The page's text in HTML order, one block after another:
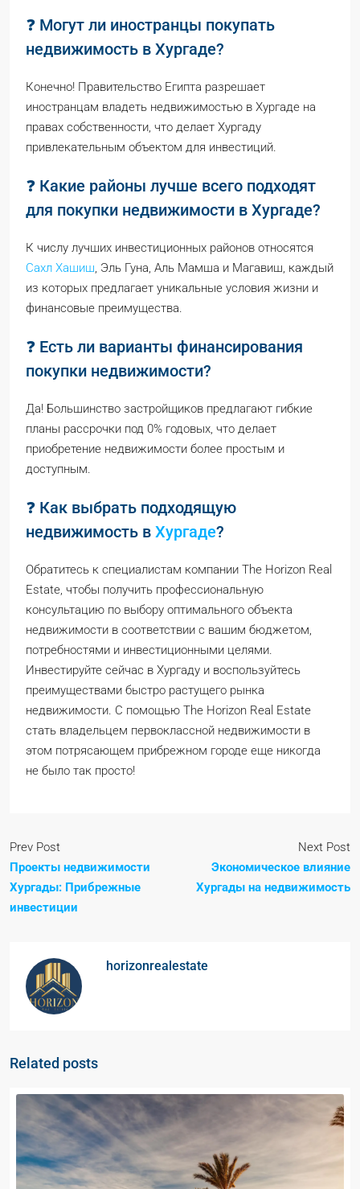
❓ Могут ли иностранцы покупать
недвижимость в Хургаде?
Конечно! Правительство Египта разрешает
иностранцам владеть недвижимостью в Хургаде на
правах собственности, что делает Хургаду
привлекательным объектом для инвестиций.
❓ Какие районы лучше всего подходят
для покупки недвижимости в Хургаде?
К числу лучших инвестиционных районов относятся
Сахл Хашиш, Эль Гуна, Аль Мамша и Магавиш, каждый
из которых предлагает уникальные условия жизни и
финансовые преимущества.
❓ Есть ли варианты финансирования
покупки недвижимости?
Да! Большинство застройщиков предлагают гибкие
планы рассрочки под 0% годовых, что делает
приобретение недвижимости более простым и
доступным.
❓ Как выбрать подходящую
недвижимость в Хургаде?
Обратитесь к специалистам компании The Horizon Real
Estate, чтобы получить профессиональную
консультацию по выбору оптимального объекта
недвижимости в соответствии с вашим бюджетом,
потребностями и инвестиционными целями.
Инвестируйте сейчас в Хургаду и воспользуйтесь
преимуществами быстро растущего рынка
недвижимости. С помощью The Horizon Real Estate
стать владельцем первоклассной недвижимости в
этом потрясающем прибрежном городе еще никогда
не было так просто!
Prev Post
Проекты недвижимости
Хургады: Прибрежные
инвестиции
Next Post
Экономическое влияние
Хургады на недвижимость
horizonrealestate
Related posts